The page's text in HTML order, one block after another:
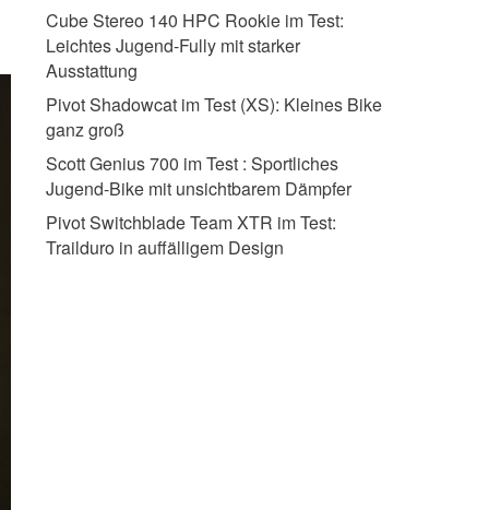
Cube Stereo 140 HPC Rookie im Test:
Leichtes Jugend-Fully mit starker
Ausstattung
Pivot Shadowcat im Test (XS): Kleines Bike
ganz groß
Scott Genius 700 im Test : Sportliches
Jugend-Bike mit unsichtbarem Dämpfer
Pivot Switchblade Team XTR im Test:
Trailduro in auffälligem Design